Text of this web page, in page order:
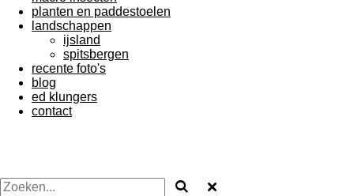
planten en paddestoelen
landschappen
ijsland
spitsbergen
recente foto's
blog
ed klungers
contact